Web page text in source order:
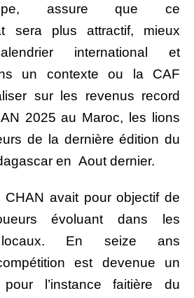
assure que ce
sera plus attractif, mieux
international et
un contexte ou la CAF
sur les revenus record
2025 au Maroc, les lions
de la dernière édition du
en Aout dernier.
avait pour objectif de
évoluant dans les
locaux. En seize ans
est devenue un
l’instance faitière du